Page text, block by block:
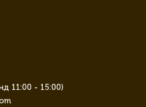
11:00 - 15:00)